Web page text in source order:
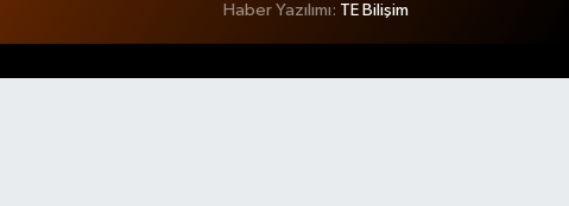
Haber Yazılımı: TE Bilişim